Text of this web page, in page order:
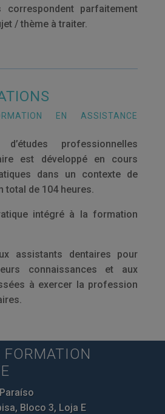
correspondent parfaitement
/ thème à traiter.
EN ASSISTANCE
professionnelles
est développé en cours
dans un contexte de
total de 104 heures.
intégré à la formation
assistants dentaires pour
connaissances et aux
à exercer la profession
FORMATION
Bloco 3, Loja E